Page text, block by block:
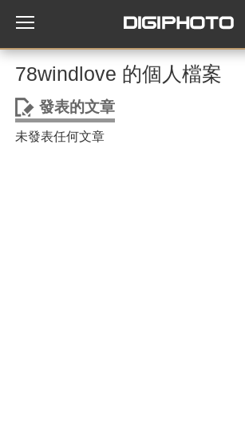
78windlove 的個人檔案
發表的文章
未發表任何文章